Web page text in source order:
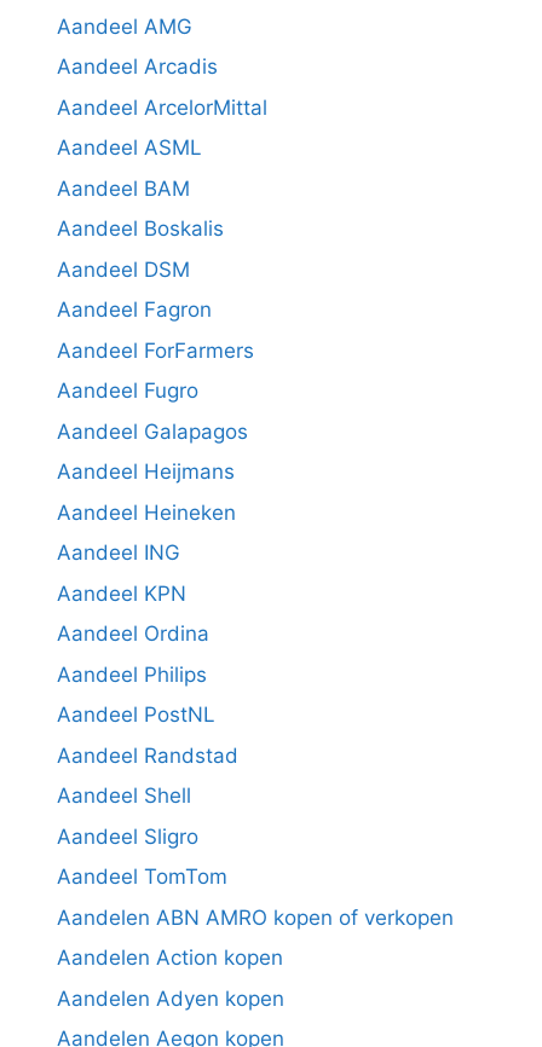
Aandeel AMG
Aandeel Arcadis
Aandeel ArcelorMittal
Aandeel ASML
Aandeel BAM
Aandeel Boskalis
Aandeel DSM
Aandeel Fagron
Aandeel ForFarmers
Aandeel Fugro
Aandeel Galapagos
Aandeel Heijmans
Aandeel Heineken
Aandeel ING
Aandeel KPN
Aandeel Ordina
Aandeel Philips
Aandeel PostNL
Aandeel Randstad
Aandeel Shell
Aandeel Sligro
Aandeel TomTom
Aandelen ABN AMRO kopen of verkopen
Aandelen Action kopen
Aandelen Adyen kopen
Aandelen Aegon kopen